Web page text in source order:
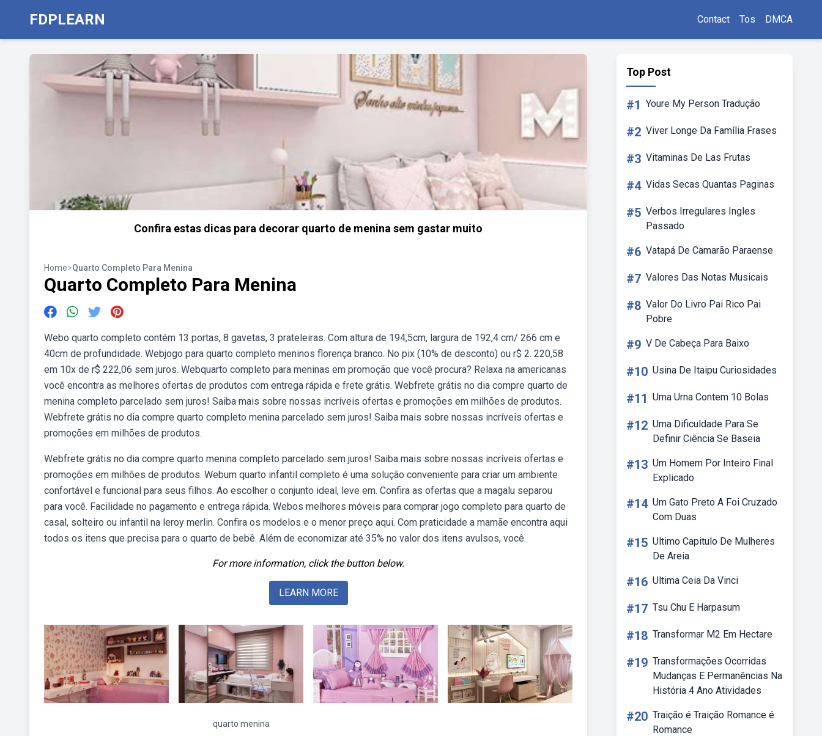
FDPLEARN Contact Tos DMCA
Confira estas dicas para decorar quarto de menina sem gastar muito
Home>Quarto Completo Para Menina
Quarto Completo Para Menina
Webo quarto completo contém 13 portas, 8 gavetas, 3 prateleiras. Com altura de 194,5cm, largura de 192,4 cm/ 266 cm e
40cm de profundidade. Webjogo para quarto completo meninos florença branco. No pix (10% de desconto) ou r$ 2. 220,58
em 10x de r$ 222,06 sem juros. Webquarto completo para meninas em promoção que você procura? Relaxa na americanas
você encontra as melhores ofertas de produtos com entrega rápida e frete grátis. Webfrete grátis no dia compre quarto de
menina completo parcelado sem juros! Saiba mais sobre nossas incríveis ofertas e promoções em milhões de produtos.
Webfrete grátis no dia compre quarto completo menina parcelado sem juros! Saiba mais sobre nossas incríveis ofertas e
promoções em milhões de produtos.
Webfrete grátis no dia compre quarto menina completo parcelado sem juros! Saiba mais sobre nossas incríveis ofertas e
promoções em milhões de produtos. Webum quarto infantil completo é uma solução conveniente para criar um ambiente
confortável e funcional para seus filhos. Ao escolher o conjunto ideal, leve em. Confira as ofertas que a magalu separou
para você. Facilidade no pagamento e entrega rápida. Webos melhores móveis para comprar jogo completo para quarto de
casal, solteiro ou infantil na leroy merlin. Confira os modelos e o menor preço aqui. Com praticidade a mamãe encontra aqui
todos os itens que precisa para o quarto de bebê. Além de economizar até 35% no valor dos itens avulsos, você.
For more information, click the button below.
LEARN MORE
quarto menina
Top Post
#1 Youre My Person Tradução
#2 Viver Longe Da Família Frases
#3 Vitaminas De Las Frutas
#4 Vidas Secas Quantas Paginas
#5 Verbos Irregulares Ingles
Passado
#6 Vatapá De Camarão Paraense
#7 Valores Das Notas Musicais
#8 Valor Do Livro Pai Rico Pai
Pobre
#9 V De Cabeça Para Baixo
#10 Usina De Itaipu Curiosidades
#11 Uma Urna Contem 10 Bolas
#12 Uma Dificuldade Para Se
Definir Ciência Se Baseia
#13 Um Homem Por Inteiro Final
Explicado
#14 Um Gato Preto A Foi Cruzado
Com Duas
#15 Ultimo Capitulo De Mulheres
De Areia
#16 Ultima Ceia Da Vinci
#17 Tsu Chu E Harpasum
#18 Transformar M2 Em Hectare
#19 Transformações Ocorridas
Mudanças E Permanências Na
História 4 Ano Atividades
#20 Traição é Traição Romance é
Romance